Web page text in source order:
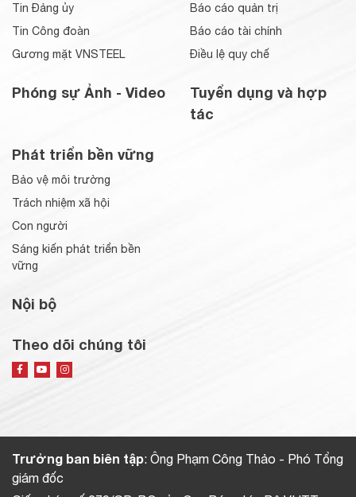
Tin Đảng ủy
Tin Công đoàn
Gương mặt VNSTEEL
Phóng sự Ảnh - Video
Báo cáo quản trị
Báo cáo tài chính
Điều lệ quy chế
Tuyển dụng và hợp
tác
Phát triển bền vững
Bảo vệ môi trường
Trách nhiệm xã hội
Con người
Sáng kiến phát triển bền
vững
Nội bộ
Theo dõi chúng tôi
Trưởng ban biên tập: Ông Phạm Công Thảo - Phó Tổng
giám đốc